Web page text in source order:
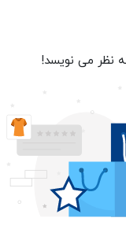
نظر می نویسد!